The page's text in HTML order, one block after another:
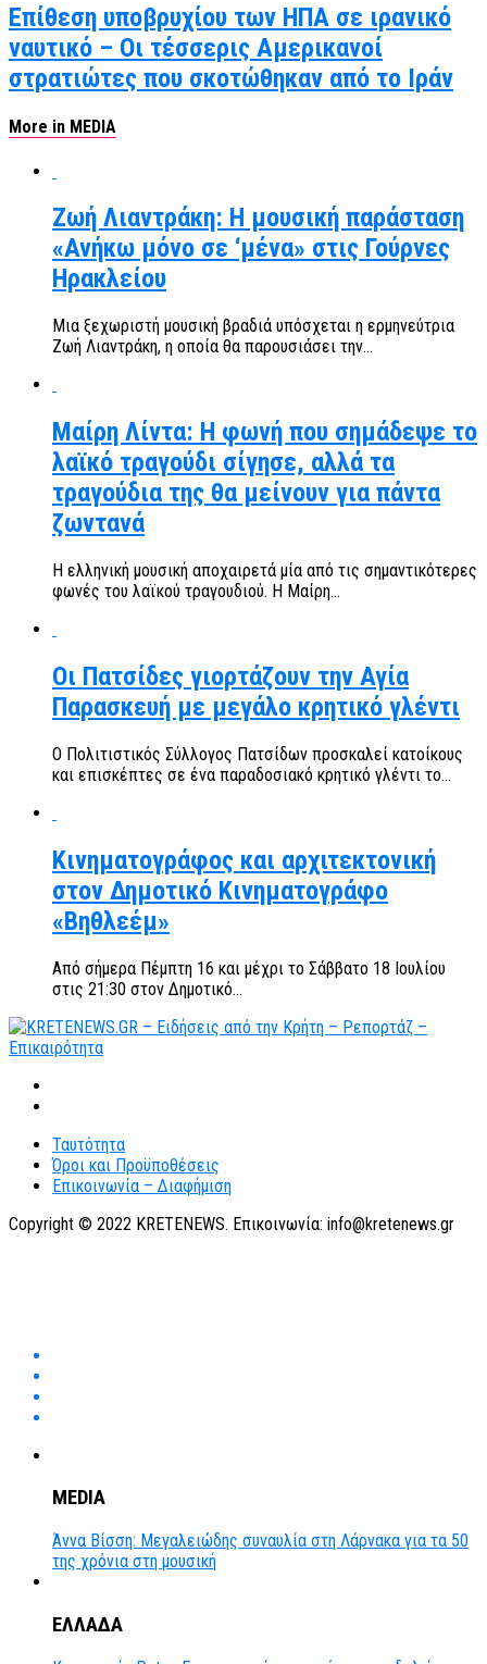
Επίθεση υποβρυχίου των ΗΠΑ σε ιρανικό
ναυτικό – Οι τέσσερις Αμερικανοί
στρατιώτες που σκοτώθηκαν από το Ιράν
More in MEDIA
Ζωή Λιαντράκη: Η μουσική παράσταση
«Ανήκω μόνο σε ‘μένα» στις Γούρνες
Ηρακλείου
Μια ξεχωριστή μουσική βραδιά υπόσχεται η ερμηνεύτρια
Ζωή Λιαντράκη, η οποία θα παρουσιάσει την...
Μαίρη Λίντα: Η φωνή που σημάδεψε το
λαϊκό τραγούδι σίγησε, αλλά τα
τραγούδια της θα μείνουν για πάντα
ζωντανά
Η ελληνική μουσική αποχαιρετά μία από τις σημαντικότερες
φωνές του λαϊκού τραγουδιού. Η Μαίρη...
Οι Πατσίδες γιορτάζουν την Αγία
Παρασκευή με μεγάλο κρητικό γλέντι
Ο Πολιτιστικός Σύλλογος Πατσίδων προσκαλεί κατοίκους
και επισκέπτες σε ένα παραδοσιακό κρητικό γλέντι το...
Κινηματογράφος και αρχιτεκτονική
στον Δημοτικό Κινηματογράφο
«Βηθλεέμ»
Από σήμερα Πέμπτη 16 και μέχρι το Σάββατο 18 Ιουλίου
στις 21:30 στον Δημοτικό...
Ταυτότητα
Όροι και Προϋποθέσεις
Επικοινωνία – Διαφήμιση
Copyright © 2022 KRETENEWS. Επικοινωνία: info@kretenews.gr
MEDIA
Άννα Βίσση: Μεγαλειώδης συναυλία στη Λάρνακα για τα 50
της χρόνια στη μουσική
ΕΛΛΑΔΑ